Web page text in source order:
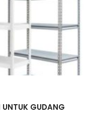
UNTUK GUDANG